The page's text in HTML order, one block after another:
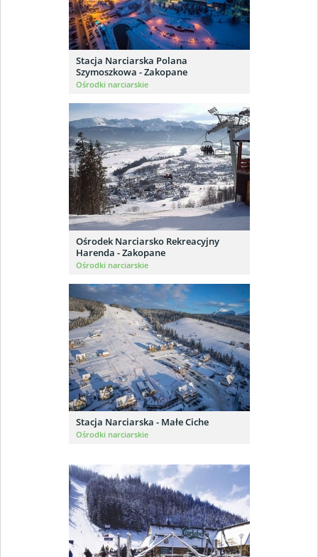
Stacja Narciarska Polana
Szymoszkowa - Zakopane
Ośrodki narciarskie
Ośrodek Narciarsko Rekreacyjny
Harenda - Zakopane
Ośrodki narciarskie
Stacja Narciarska - Małe Ciche
Ośrodki narciarskie